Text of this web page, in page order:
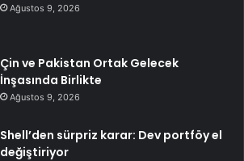
Ağustos 9, 2026
Çin ve Pakistan Ortak Gelecek
İnşasında Birlikte
Ağustos 9, 2026
Shell’den sürpriz karar: Dev portföy el
değiştiriyor